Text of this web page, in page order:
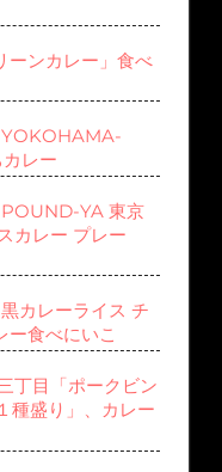
ーンカレー」食べ
YOKOHAMA-
レー
YA 東京
カレー プレー
カレーライス チ
ー食べにいこ
丁目「ポークビン
種盛り」、カレー